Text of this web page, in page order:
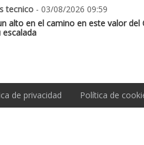
tecnico - 03/08/2026 09:59
alto en el camino en este valor
escalada
de privacidad Política de